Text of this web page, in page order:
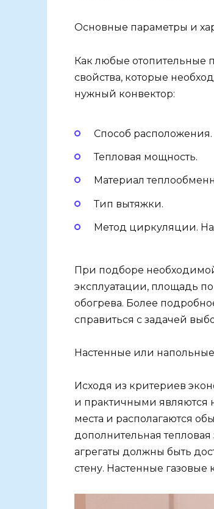
Основные параметры и
Как любые отопительные
свойства, которые
нужный конвектор:
Способ
Тепловая мощность.
Материал
Тип вытяжки.
Метод циркуляции.
При подборе
эксплуатации, площадь
обогрева. Более
справиться с задачей
Настенные или напольные
Исходя из критериев
и практичными являются
места и располагаются
дополнительная
агрегаты должны быть
стену. Настенные